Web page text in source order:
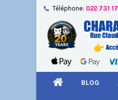
Téléphone: 022 731
BLOG